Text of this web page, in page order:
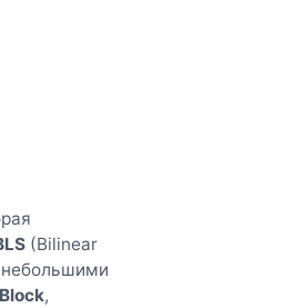
(Bilinear
небольшими
,